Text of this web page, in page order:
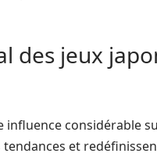
des jeux
influence considérable
et